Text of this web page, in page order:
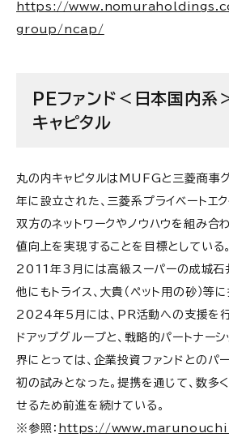
https://
group/ncap/
PEファンド＜日本国内
キャピタル
丸の内キャピタルはMUFGと三菱商事
年に設立された、三菱系プライベートエク
双方のネットワークやノウハウを組み合
値向上を実現することを目標としている。
2011年3月には高級スーパーの成城石
他にもトライス、大貴（ペット用の砂）等
2024年5月には、PR活動への支援を行
ドアップグループと、戦略的パートナー
界にとっては、企業投資ファンドとのパー
初の試みとなった。提携を通じて、数多
せるため前進を続けている。
※参照： https://